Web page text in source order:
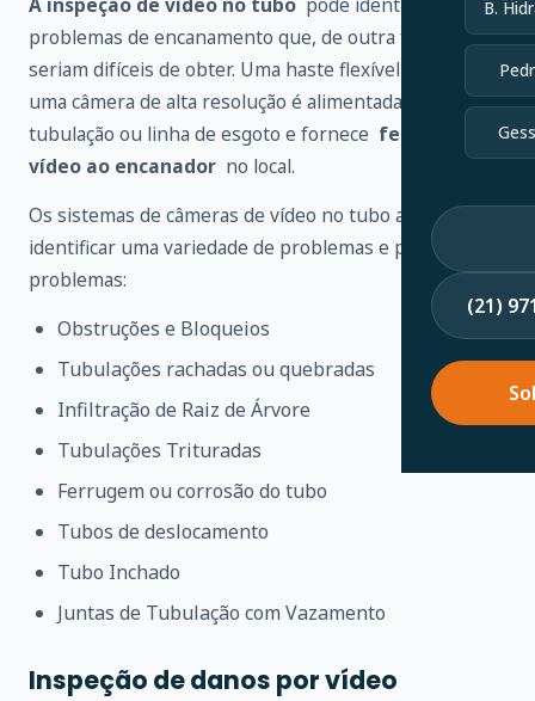
B.
(21)
problemas de encanamento que, de outra forma,
seriam difíceis de obter. Uma haste flexível conectada a
uma câmera de alta resolução é alimentada através de
tubulação ou linha de esgoto e fornece feedback de
vídeo ao encanador no local.
Os sistemas de câmeras de vídeo no tubo ajudam a
identificar uma variedade de problemas e possíveis
problemas:
Obstruções e Bloqueios
Tubulações rachadas ou quebradas
Infiltração de Raiz de Árvore
Tubulações Trituradas
Ferrugem ou corrosão do tubo
Tubos de deslocamento
Tubo Inchado
Juntas de Tubulação com Vazamento
Inspeção de danos por vídeo